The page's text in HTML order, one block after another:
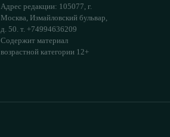
Адрес редакции: 105077, г.
Москва, Измайловский бульвар,
д. 50. т. +74994636209
Содержит материал
возрастной категории 12+